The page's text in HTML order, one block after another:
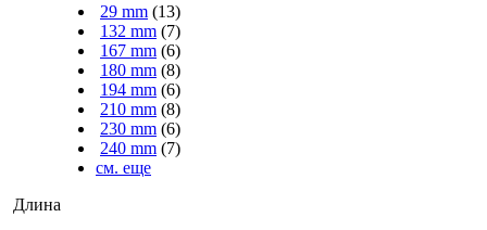
29 mm (13)
132 mm (7)
167 mm (6)
180 mm (8)
194 mm (6)
210 mm (8)
230 mm (6)
240 mm (7)
см. еще
Длина